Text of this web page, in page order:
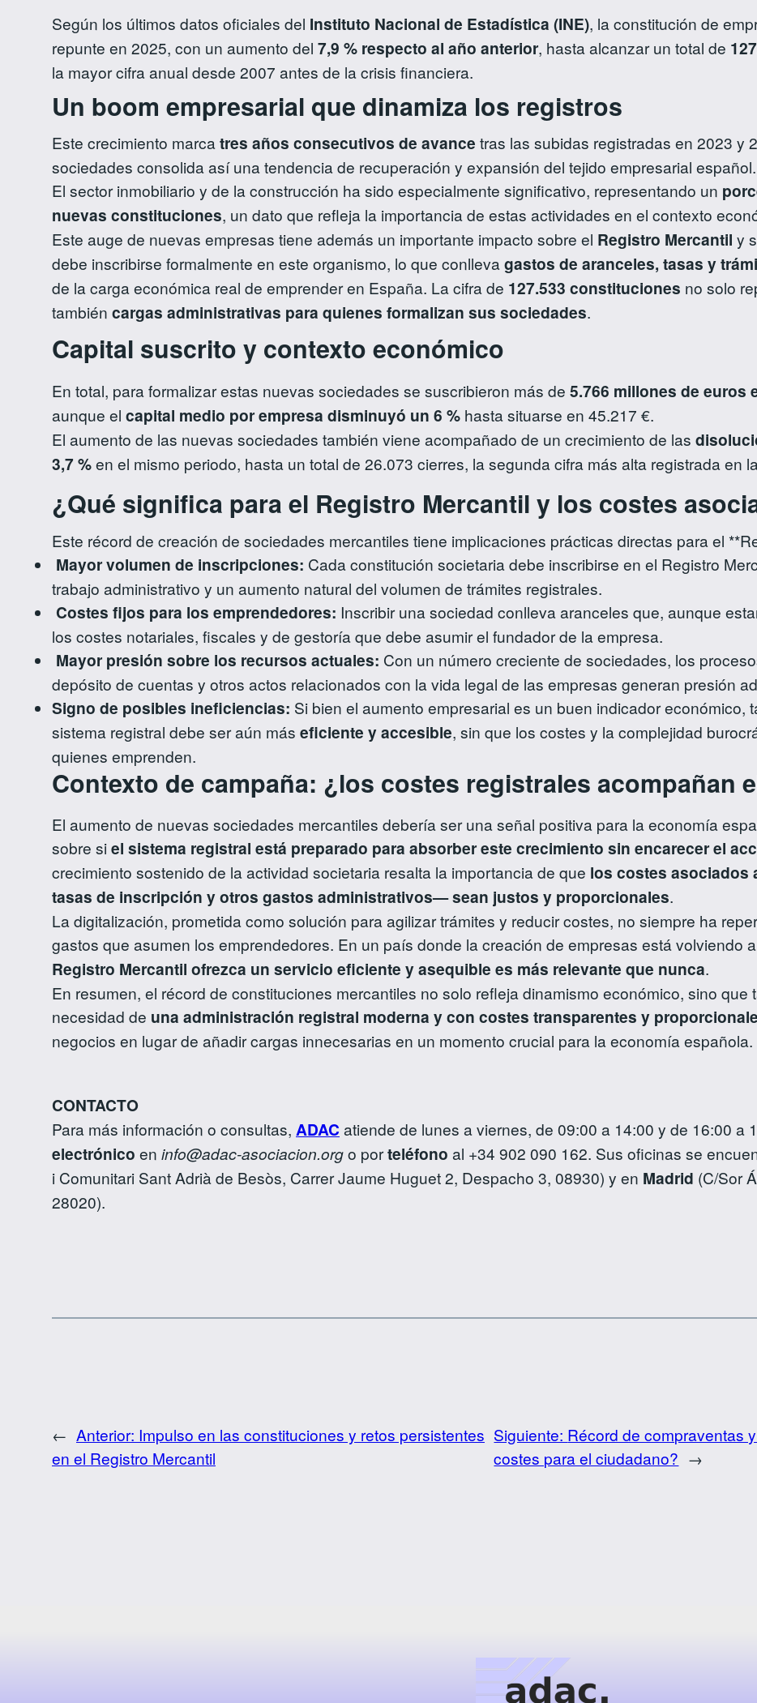
Según los últimos datos oficiales del Instituto Nacional de Estadística (INE), la constitución de
repunte en 2025, con un aumento del 7,9 % respecto al año anterior, hasta alcanzar un total de
la mayor cifra anual desde 2007 antes de la crisis financiera.
Un boom empresarial que dinamiza los registros
Este crecimiento marcatres años consecutivos de avance tras las subidas registradas en 2023 y
sociedades consolida así una tendencia de recuperación y expansión del tejido empresarial español.
El sector inmobiliario y de la construcción ha sido especialmente significativo, representando un
nuevas constituciones, un dato que refleja la importancia de estas actividades en el contexto
Este auge de nuevas empresas tiene además un importante impacto sobre el Registro Mercantil y
debe inscribirse formalmente en este organismo, lo que conllevagastos de aranceles, tasas y
de la carga económica real de emprender en España. La cifra de 127.533 constituciones no solo
también cargas administrativas para quienes formalizan sus sociedades.
Capital suscrito y contexto económico
En total, para formalizar estas nuevas sociedades se suscribieron más de 5.766 millones de euros
aunque el capital medio por empresa disminuyó un 6 % hasta situarse en 45.217 €.
El aumento de las nuevas sociedades también viene acompañado de un crecimiento de las
3,7 %en el mismo periodo, hasta un total de 26.073 cierres, la segunda cifra más alta registrada en
¿Qué significa para el Registro Mercantil y los costes
Este récord de creación de sociedades mercantiles tiene implicaciones prácticas directas para el
Mayor volumen de inscripciones: Cada constitución societaria debe inscribirse en el Registro
trabajo administrativo y un aumento natural del volumen de trámites registrales.
Costes fijos para los emprendedores: Inscribir una sociedad conlleva aranceles que, aunque
los costes notariales, fiscales y de gestoría que debe asumir el fundador de la empresa.
Mayor presión sobre los recursos actuales: Con un número creciente de sociedades, los
depósito de cuentas y otros actos relacionados con la vida legal de las empresas generan presión
Signo de posibles ineficiencias: Si bien el aumento empresarial es un buen indicador económico,
sistema registral debe ser aún más eficiente y accesible, sin que los costes y la complejidad
quienes emprenden.
Contexto de campaña: ¿los costes registrales acompañan
El aumento de nuevas sociedades mercantiles debería ser una señal positiva para la economía
sobre siel sistema registral está preparado para absorber este crecimiento sin encarecer el
crecimiento sostenido de la actividad societaria resalta la importancia de que los costes asociados
tasas de inscripción y otros gastos administrativos— sean justos y proporcionales.
La digitalización, prometida como solución para agilizar trámites y reducir costes, no siempre ha
gastos que asumen los emprendedores. En un país donde la creación de empresas está volviendo
Registro Mercantil ofrezca un servicio eficiente y asequible es más relevante que nunca.
En resumen, el récord de constituciones mercantiles no solo refleja dinamismo económico, sino
necesidad de una administración registral moderna y con costes transparentes y
negocios en lugar de añadir cargas innecesarias en un momento crucial para la economía española.
CONTACTO
Para más información o consultas, ADAC atiende de lunes a viernes, de 09:00 a 14:00 y de 16:00 a
electrónico en info@adac-asociacion.orgo porteléfono al +34 902 090 162. Sus oficinas se
i Comunitari Sant Adrià de Besòs, Carrer Jaume Huguet 2, Despacho 3, 08930) y en Madrid (C/Sor
28020).
← Anterior: Impulso en las constituciones y retos persistentes
en el Registro Mercantil
Siguiente: Récord de compraventas
costes para el ciudadano? →